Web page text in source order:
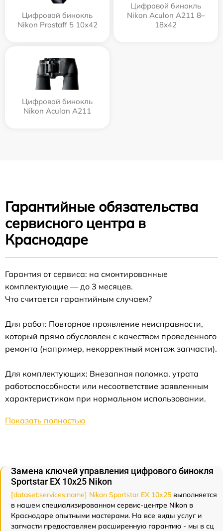
Цифровой бинокль
Nikon Prostaff 5 10x42
Цифровой бинокль
Nikon Aculon A211 8–
18x42
Цифровой бинокль
Nikon Aculon A211
Гарантийные обязательства
сервисного центра в
Краснодаре
Гарантия от сервиса: на смонтированные
комплектующие — до 3 месяцев.
Что считается гарантийным случаем?
Для работ: Повторное проявление неисправности,
который прямо обусловлен с качеством проведенного
ремонта (например, некорректный монтаж запчасти).
Для комплектующих: Внезапная поломка, утрата
работоспособности или несоответствие заявленным
характеристикам при нормальном использовании.
Показать полностью
Замена ключей управления цифрового бинокля
Sportstar EX 10x25 Nikon
[dataset:services:name] Nikon Sportstar EX 10x25 выполняется
в нашем специализированном сервис-центре Nikon в
Краснодаре опытными мастерами. На все виды услуг и
запчасти предоставляем расширенную гарантию - мы в сц